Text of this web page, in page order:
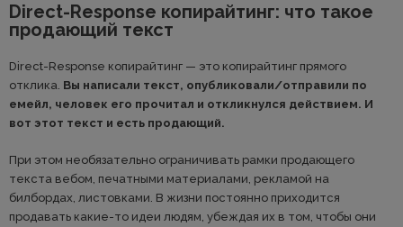
Direct-Response копирайтинг: что такое
продающий текст
Direct-Response копирайтинг — это копирайтинг прямого
отклика. Вы написали текст, опубликовали/отправили по
емейл, человек его прочитал и откликнулся действием. И
вот этот текст и есть продающий.
При этом необязательно ограничивать рамки продающего
текста вебом, печатными материалами, рекламой на
билбордах, листовками. В жизни постоянно приходится
продавать какие-то идеи людям, убеждая их в том, чтобы они